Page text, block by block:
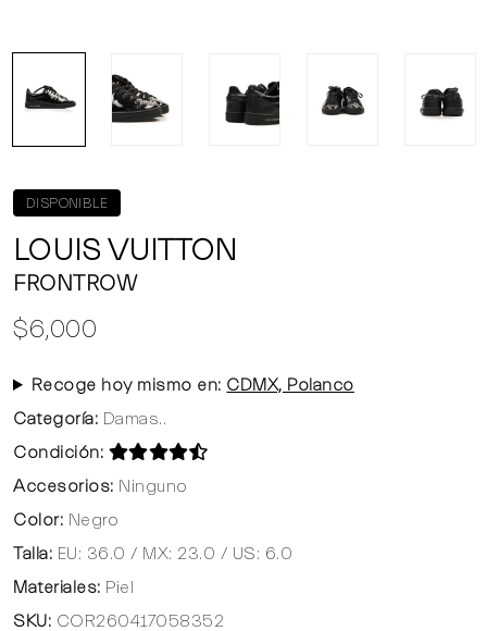
DISPONIBLE
LOUIS VUITTON
FRONTROW
$6,000
Recoge hoy mismo en: CDMX, Polanco
Categoría: Damas..
Condición:
Accesorios: Ninguno
Color: Negro
Talla: EU: 36.0 / MX: 23.0 / US: 6.0
Materiales: Piel
SKU: COR260417058352